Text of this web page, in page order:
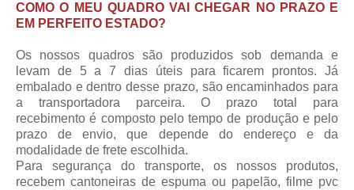
COMO O MEU QUADRO VAI CHEGAR NO PRAZO E
EM PERFEITO ESTADO?
Os nossos quadros são produzidos sob demanda e
levam de 5 a 7 dias úteis para ficarem prontos. Já
embalado e dentro desse prazo, são encaminhados para
a transportadora parceira. O prazo total para
recebimento é composto pelo tempo de produção e pelo
prazo de envio, que depende do endereço e da
modalidade de frete escolhida.
Para segurança do transporte, os nossos produtos,
recebem cantoneiras de espuma ou papelão, filme pvc